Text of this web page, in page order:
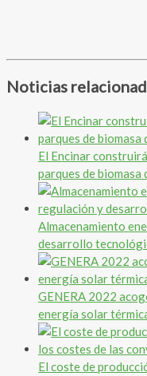
Noticias
El Encinar
parques de biomasa
Almacenamiento
desarrollo
GENERA 2022
energía solar
El coste de